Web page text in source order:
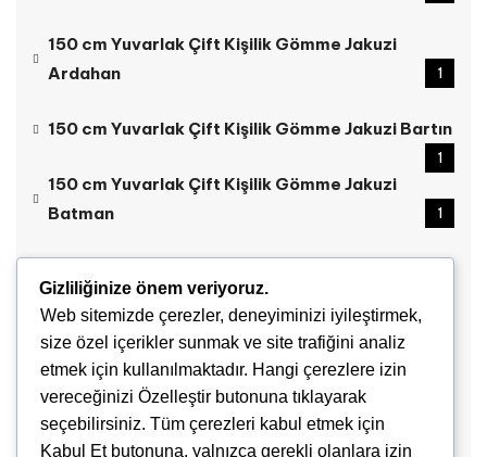
150 cm Yuvarlak Çift Kişilik Gömme Jakuzi
Ardahan
1
150 cm Yuvarlak Çift Kişilik Gömme Jakuzi Bartın
1
150 cm Yuvarlak Çift Kişilik Gömme Jakuzi
Batman
1
Bayburt
150 cm Yuvarlak Çift Kişilik Gömme Jakuzi Düzce
150 cm Yuvarlak Çift Kişilik Gömme Jakuzi
elazığ
Gizliliğinize önem veriyoruz.
Web sitemizde çerezler, deneyiminizi iyileştirmek,
size özel içerikler sunmak ve site trafiğini analiz
etmek için kullanılmaktadır. Hangi çerezlere izin
vereceğinizi Özelleştir butonuna tıklayarak
seçebilirsiniz. Tüm çerezleri kabul etmek için
Kabul Et butonuna, yalnızca gerekli olanlara izin